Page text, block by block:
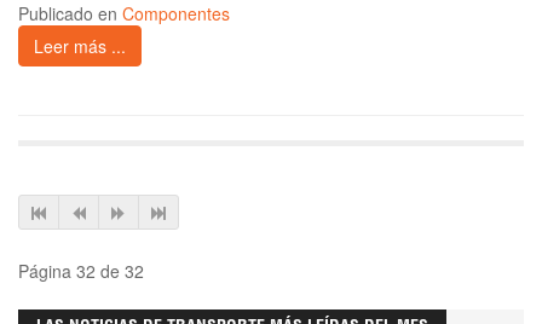
Publicado en Componentes
Leer más ...
Página 32 de 32